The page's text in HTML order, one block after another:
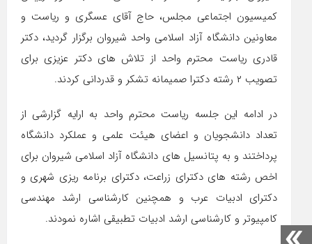
کمیسیون اجتماعی مجلس، حاج آقای عسگری و ریاست و
معاونین دانشگاه آزاد اسلامی واحد شیروان برگزار گردید، دکتر
قادری ریاست محترم واحد از تلاش های دکتر عزیزی برای
تصویب ۲ رشته دکترا صمیمانه تشکر و قدردانی کردند.
در ادامه این جلسه ریاست محترم واحد به ارایه گزارشی از
تعداد دانشجویان و اعضای هیئت علمی و عملکرد دانشگاه
پرداختند و به پتانسیل های دانشگاه آزاد اسلامی شیروان برای
اخص رشته های دکترای زراعت، دکترای برنامه ریزی شهری و
دکترای ادبیات عرب و همچنین کارشناسی ارشد مهندسی
کامپیوتر و کارشناسی ارشد ادبیات تطبیقی اشاره نمودند.